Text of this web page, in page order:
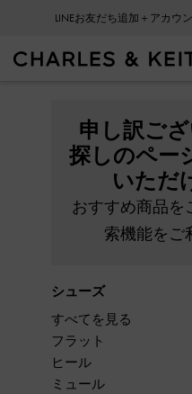
LINEお友だち追加＋アカウ
申し訳ご
探しのペー
いただ
おすすめ商品を
索機能をご
シューズ
すべてを見る
フラット
ヒール
ミュール